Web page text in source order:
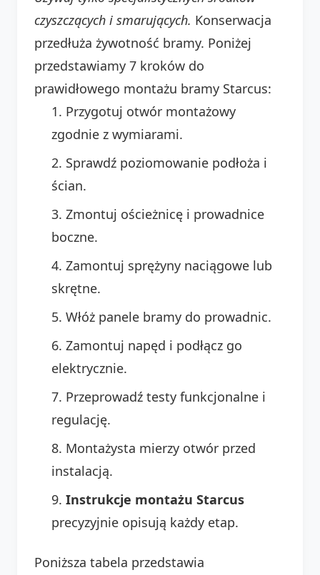
czyszczących i smarujących. Konserwacja
przedłuża żywotność bramy. Poniżej
przedstawiamy 7 kroków do
prawidłowego montażu bramy Starcus:
Przygotuj otwór montażowy
zgodnie z wymiarami.
Sprawdź poziomowanie podłoża i
ścian.
Zmontuj ościeżnicę i prowadnice
boczne.
Zamontuj sprężyny naciągowe lub
skrętne.
Włóż panele bramy do prowadnic.
Zamontuj napęd i podłącz go
elektrycznie.
Przeprowadź testy funkcjonalne i
regulację.
Montażysta mierzy otwór przed
instalacją.
Instrukcje montażu Starcus
precyzyjnie opisują każdy etap.
Poniższa tabela przedstawia